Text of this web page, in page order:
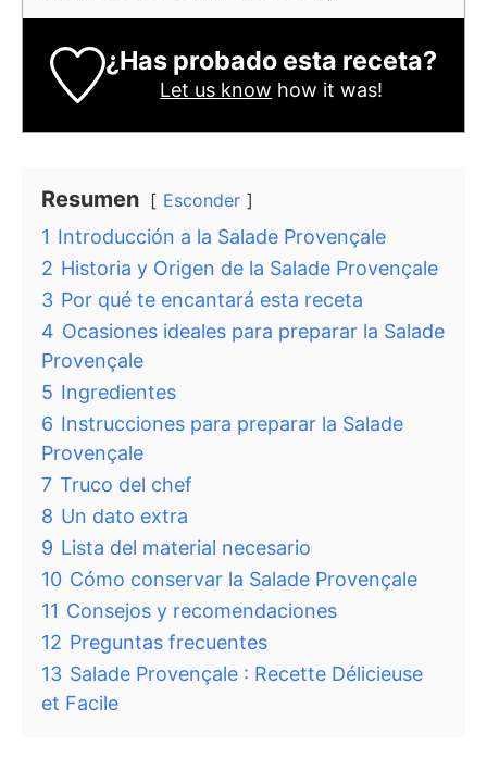
¿Has probado esta receta?
Let us know how it was!
Resumen Esconder
1 Introducción a la Salade Provençale
2 Historia y Origen de la Salade Provençale
3 Por qué te encantará esta receta
4 Ocasiones ideales para preparar la Salade
Provençale
5 Ingredientes
6 Instrucciones para preparar la Salade
Provençale
7 Truco del chef
8 Un dato extra
9 Lista del material necesario
10 Cómo conservar la Salade Provençale
11 Consejos y recomendaciones
12 Preguntas frecuentes
13 Salade Provençale : Recette Délicieuse
et Facile